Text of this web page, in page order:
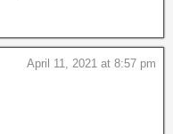
April 11, 2021 at 8:57 pm